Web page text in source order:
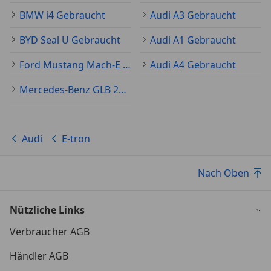
BMW i4 Gebraucht
Audi A3 Gebraucht
BYD Seal U Gebraucht
Audi A1 Gebraucht
Ford Mustang Mach-E Gebraucht
Audi A4 Gebraucht
Mercedes-Benz GLB 200 Gebraucht
Audi E-tron
Nach Oben
Nützliche Links
Verbraucher AGB
Händler AGB